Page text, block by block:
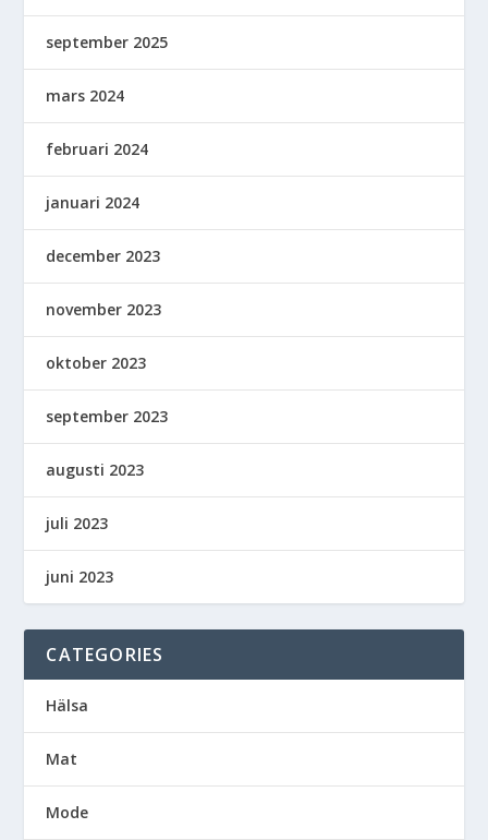
september 2025
mars 2024
februari 2024
januari 2024
december 2023
november 2023
oktober 2023
september 2023
augusti 2023
juli 2023
juni 2023
CATEGORIES
Hälsa
Mat
Mode